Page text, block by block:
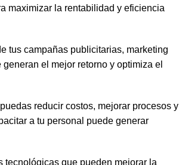
maximizar la rentabilidad y eficiencia
tus campañas publicitarias, marketing
el mejor retorno y optimiza el
reducir costos, mejorar procesos y
a tu personal puede generar
tecnológicas que pueden mejorar la